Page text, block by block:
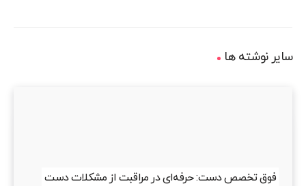
سایر نوشته ها
فوق تخصص دست: حرفه‌ای در مراقبت از مشکلات دست